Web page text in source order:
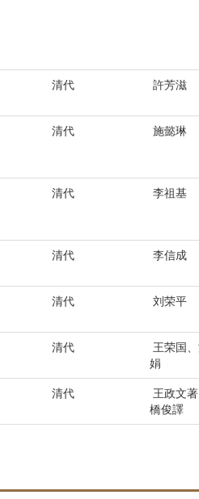
清代 許芳滋
清代 施懿琳
清代 李祖基
清代 李信成
清代 刘荣平
清代
王荣国
娟
清代
王政文
橋俊譯